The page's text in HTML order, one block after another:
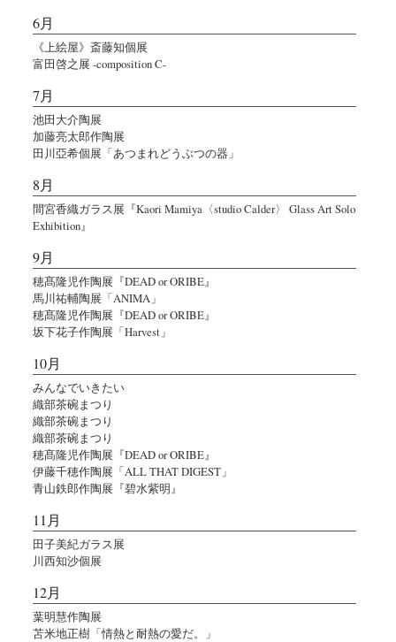
6月
《上絵屋》斎藤知個展
富田啓之展 -composition C-
7月
池田大介陶展
加藤亮太郎作陶展
田川亞希個展「あつまれどうぶつの器」
8月
間宮香織ガラス展『Kaori Mamiya〈studio Calder〉 Glass Art Solo
Exhibition』
9月
穂髙隆児作陶展『DEAD or ORIBE』
馬川祐輔陶展「ANIMA」
穂髙隆児作陶展『DEAD or ORIBE』
坂下花子作陶展「Harvest」
10月
みんなでいきたい
織部茶碗まつり
織部茶碗まつり
織部茶碗まつり
穂髙隆児作陶展『DEAD or ORIBE』
伊藤千穂作陶展「ALL THAT DIGEST」
青山鉄郎作陶展『碧水紫明』
11月
田子美紀ガラス展
川西知沙個展
12月
葉明慧作陶展
苫米地正樹「情熱と耐熱の愛だ。」